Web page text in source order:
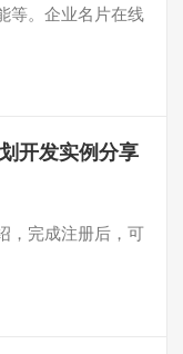
等。企业名片在线
开发实例分享
，完成注册后，可